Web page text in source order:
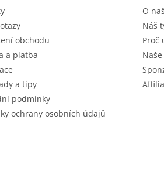
obchodu
a platba
a tipy
podmínky
ochrany osobních údajů
O
Náš
Proč